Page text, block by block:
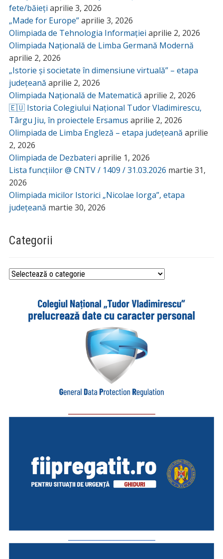
fete/băieți aprilie 3, 2026
„Made for Europe”aprilie 3, 2026
Olimpiada de Tehnologia Informației aprilie 2, 2026
Olimpiada Națională de Limba Germană Modernă
aprilie 2, 2026
„Istorie și societate în dimensiune virtuală” – etapa
județeană aprilie 2, 2026
Olimpiada Națională de Matematică aprilie 2, 2026
🇪🇺 Istoria Colegiului Național Tudor Vladimirescu,
Târgu Jiu, în proiectele Ersamus aprilie 2, 2026
Olimpiada de Limba Engleză – etapa județeană aprilie
2, 2026
Olimpiada de Dezbateri aprilie 1, 2026
Lista funcțiilor @ CNTV / 1409 / 31.03.2026 martie 31,
2026
Olimpiada micilor Istorici „Nicolae Iorga”, etapa
județeană martie 30, 2026
Categorii
Categorii